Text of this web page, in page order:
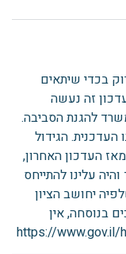
בכדי שיתאים
זה נעשה
להגנת הסביבה.
הגידול
העדכון האחרון,
עלינו להתייחס
יחושב הציון
הערכים בנוסחה, אין